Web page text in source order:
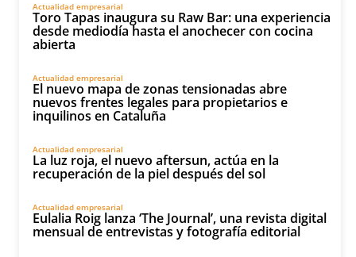
Actualidad empresarial
Toro Tapas inaugura su Raw Bar: una experiencia
desde mediodía hasta el anochecer con cocina
abierta
Actualidad empresarial
El nuevo mapa de zonas tensionadas abre
nuevos frentes legales para propietarios e
inquilinos en Cataluña
Actualidad empresarial
La luz roja, el nuevo aftersun, actúa en la
recuperación de la piel después del sol
Actualidad empresarial
Eulalia Roig lanza ‘The Journal’, una revista digital
mensual de entrevistas y fotografía editorial